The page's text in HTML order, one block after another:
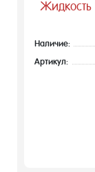
Наличие:
Артикул: